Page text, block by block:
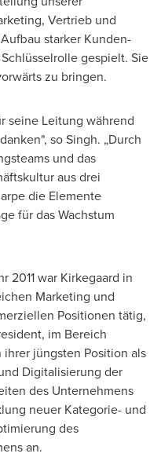
Vertrieb und
starker Kunden-
gespielt. Sie
zu bringen.
seine Leitung während
so Singh. „Durch
und das
aus drei
die Elemente
für das Wachstum
2011 war Kirkegaard in
Marketing und
Positionen tätig,
im Bereich
jüngsten Position als
Digitalisierung der
des Unternehmens
neuer Kategorie- und
des
an.